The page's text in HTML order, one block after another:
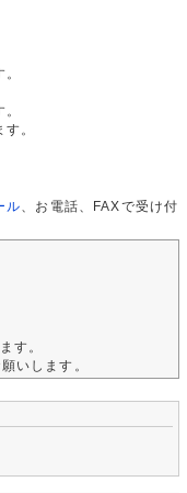
。
ル 、お電話、FAXで受け付
す。
いします。